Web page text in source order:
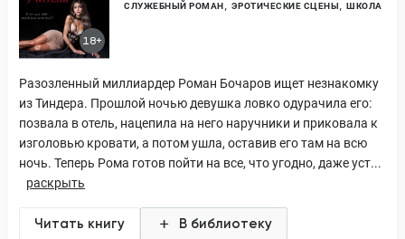
18+
СЛУЖЕБНЫЙ РОМАН ЭРОТИЧЕСКИЕ СЦЕНЫ ШКОЛА
Разозленный миллиардер Роман Бочаров ищет незнакомку
из Тиндера. Прошлой ночью девушка ловко одурачила его:
позвала в отель, нацепила на него наручники и приковала к
изголовью кровати, а потом ушла, оставив его там на всю
ночь. Теперь Рома готов пойти на все, что угодно, даже уст...
раскрыть
Читать книгу В библиотеку